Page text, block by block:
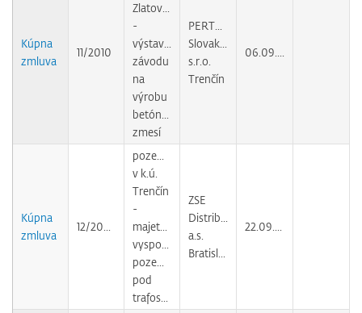
Kúpna
zmluva
11/2010
Zlatovce
-
výstavba
závodu
na
výrobu
betónových
zmesí
PERTESO
Slovakia,
s.r.o.
Trenčín
Kúpna
zmluva
pozemky
v k.ú.
Trenčín
-
majetkovoprávne
vysporiadanie
pozemkov
pod
ZSE
Distribúcia,
a.s.